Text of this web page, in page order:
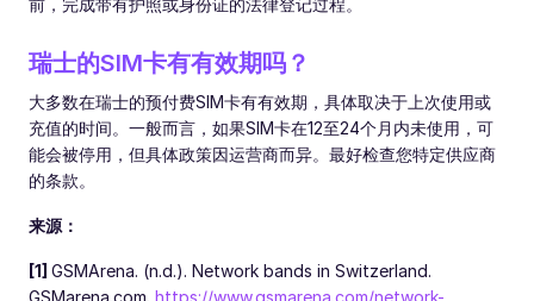
前，完成带有护照或身份证的法律登记过程。
瑞士的SIM卡有有效期吗？
大多数在瑞士的预付费SIM卡有有效期，具体取决于上次使用或
充值的时间。一般而言，如果SIM卡在12至24个月内未使用，可
能会被停用，但具体政策因运营商而异。最好检查您特定供应商
的条款。
来源：
[1] GSMArena. (n.d.). Network bands in Switzerland.